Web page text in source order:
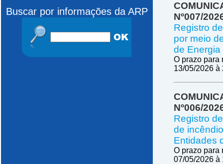
Buscar por informações da ARP
Nº007/
Registro
por meio
de Energia
O prazo para
13/05/2026 à
Nº006/
Registro
de
Entidades
O prazo para
07/05/2026 à